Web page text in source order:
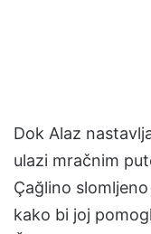
Dok Alaz
ulazi mračnim
Çağlino
kako bi joj